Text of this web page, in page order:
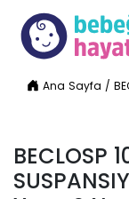
Ana Sayfa /
BECLOSP